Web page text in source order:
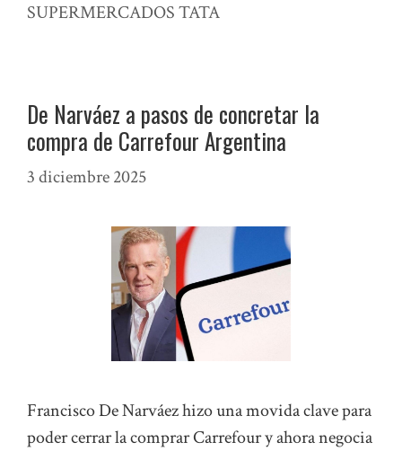
SUPERMERCADOS TATA
De Narváez a pasos de concretar la
compra de Carrefour Argentina
3 diciembre 2025
Francisco De Narváez hizo una movida clave para
poder cerrar la comprar Carrefour y ahora negocia